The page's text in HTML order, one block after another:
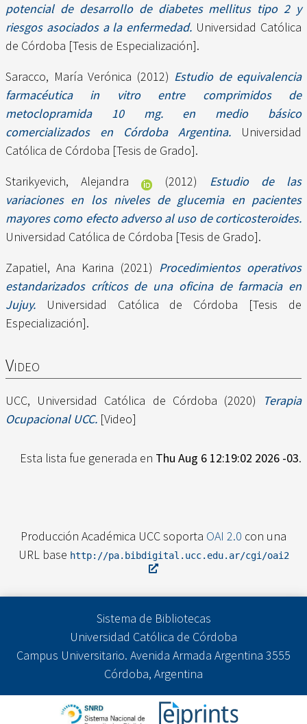
potencial de desarrollo de diabetes mellitus tipo 2 y
riesgos asociados a la enfermedad. Universidad Católica
de Córdoba [Tesis de Especialización].
Saracco, María Verónica (2012) Estudio de equivalencia
farmacéutica in vitro entre comprimidos de
metoclopramida 10 mg. en medio básico
comercializados en Córdoba Argentina. Universidad
Católica de Córdoba [Tesis de Grado].
Starikyevich, Alejandra
(2012) Estudio de las
variaciones en los niveles de glucemia en pacientes
mayores como efecto adverso al uso de corticosteroides.
Universidad Católica de Córdoba [Tesis de Grado].
Zapatiel, Ana Karina (2021) Procedimientos operativos
estandarizados críticos de una oficina de farmacia en
Jujuy. Universidad Católica de Córdoba [Tesis de
Especialización].
Video
UCC, Universidad Católica de Córdoba (2020)
Terapia
Ocupacional UCC. [Video]
Esta lista fue generada en Thu Aug 6 12:19:02 2026 -03.
Producción Académica UCC soporta OAI 2.0 con una
URL base http://pa.bibdigital.ucc.edu.ar/cgi/oai2
Sistema de Bibliotecas
Universidad Católica de Córdoba
Campus Universitario. Avenida Armada Argentina 3555
Córdoba, Argentina